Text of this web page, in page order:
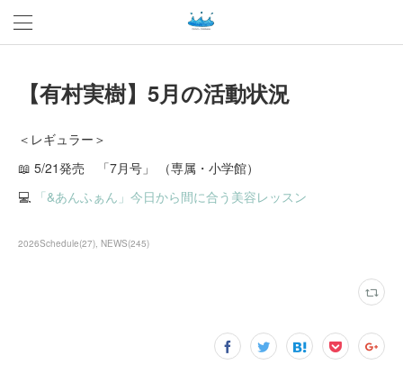
【有村実樹】5月の活動状況
＜レギュラー＞
📖 5/21発売 「7月号」 （専属・小学館）
💻 「&あんふぁん」今日から間に合う美容レッスン
2026Schedule(27) NEWS(245)